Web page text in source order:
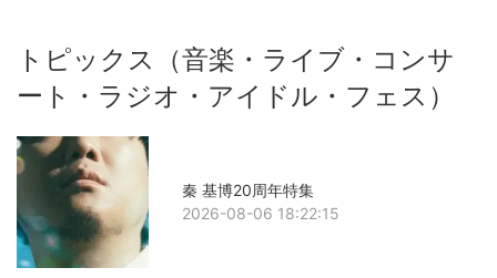
トピックス（音楽・ライブ・コンサ
ート・ラジオ・アイドル・フェス）
秦 基博20周年特集
2026-08-06 18:22:15